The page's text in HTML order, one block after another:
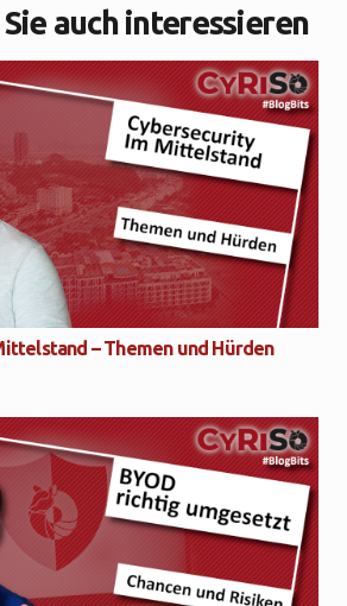
auch interessieren
– Themen und Hürden